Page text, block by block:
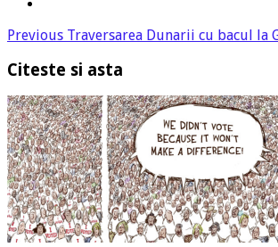
Previous Traversarea Dunarii cu bacul
Citeste si asta